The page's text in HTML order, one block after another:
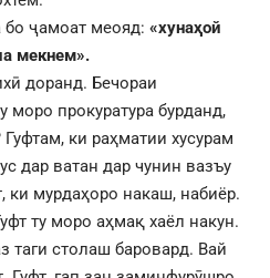
бо ҷамоат меояд: «хунаҳой
мекнем».
доранд. Бечораи
моро прокуратура бурданд,
ки раҳматии хусурам
дар ватан дар чунин вазъу
ки мурдаҳоро накаш, набиёр.
ту моро аҳмақ хаёл накун.
таги столаш баровард. Вай